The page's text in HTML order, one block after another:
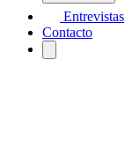
Entrevistas
Contacto